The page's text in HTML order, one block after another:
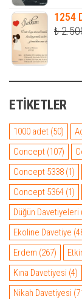
1254
₺
ETIKETLER
1000 adet (50)
Concept (107)
Concept 5338 (1)
Concept 5364 (1)
Düğün Davetiyeleri
Ekoline Davetiye
Erdem (267)
Kına Davetiyesi (4)
Nikah Davetiyesi